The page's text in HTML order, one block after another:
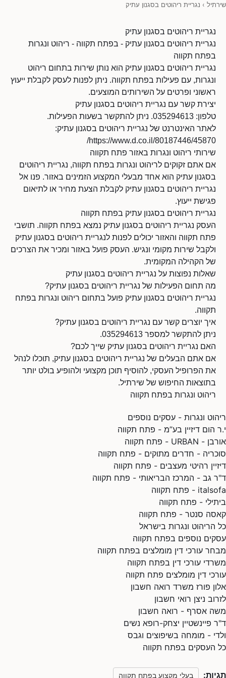
שירתיל › נגריית ריהוטים בסגנון עתיק
נגריית ריהוטים בסגנון עתיק
נגריית ריהוטים בסגנון עתיק - בפתח תקווה - ריהוט ונגרות
בפתח תקווה
נגריית ריהוטים בסגנון עתיק הוא נותן שירות בתחום ריהוט
ונגרות, עם פעילות בפתח תקווה. ניתן לפנות לעסק לקבלת ייעוץ
ראשוני ופרטים על השירותים המוצעים.
יצירת קשר עם נגריית ריהוטים בסגנון עתיק
טלפון: 035294613. ניתן להתקשר בשעות הפעילות.
לאתר האינטרנט של נגריית ריהוטים בסגנון עתיק:
https://www.d.co.il/80187446/45870/
שירותי ריהוט ונגרות באזור פתח תקווה
אם אתם זקוקים לריהוט ונגרות בפתח תקווה, נגריית ריהוטים
בסגנון עתיק הוא אחד מבעלי המקצוע הזמינים באזור. פנו אל
נגריית ריהוטים בסגנון עתיק לקבלת הצעת מחיר או לתיאום
פגישת ייעוץ.
נגריית ריהוטים בסגנון עתיק בפתח תקווה
העסק נגריית ריהוטים בסגנון עתיק נמצא בפתח תקווה. תושבי
פתח תקווה והאזור יכולים לפנות לנגריית ריהוטים בסגנון עתיק
ולקבל שירות מקומי ונגיש. העסק פועל באזור ומכיר את הצרכים
של הקהילה המקומית.
שאלות נפוצות על נגריית ריהוטים בסגנון עתיק
מה תחום הפעילות של נגריית ריהוטים בסגנון עתיק?
נגריית ריהוטים בסגנון עתיק פועל בתחום ריהוט ונגרות בפתח
תקווה.
איך יוצרים קשר עם נגריית ריהוטים בסגנון עתיק?
ניתן להתקשר למספר 035294613.
האם נגריית ריהוטים בסגנון עתיק שייך לכם?
אם אתם הבעלים של נגריית ריהוטים בסגנון עתיק, תוכלו לנהל
את הפרופיל העסקי, להוסיף תוכן מקצועי ולהופיע בולט יותר
בתוצאות החיפוש של שירתיל.
ריהוט ונגרות בפתח תקווה
ריהוט ונגרות - עסקים נוספים
י.ר הום דיזיין בע”מ - פתח תקווה
אורבן - URBAN - פתח תקווה
סוכריה - חדרים מתוקים - פתח תקווה
דיזיין רהיטי מעצבים - פתח תקווה
ד"ר גב - המרכז הבריאותי - פתח תקווה
italsofa - פתח תקווה
ביתילי - פתח תקווה
קאסה סנטר - פתח תקווה
כל הריהוט ונגרות בישראל
עסקים נוספים בפתח תקווה
מבחר עורכי דין מומלצים בפתח תקווה
משרדי עורכי דין בפתח תקווה
עורכי דין מומלצים פתח תקווה
אלון פורז משרד רואה חשבון
לזרוב ניצן רואי חשבון
משה אסרף - רואה חשבון
ד"ר פיינשטיין יצחק-רופא נשים
ולדי - מומחה בשיפוצים וגבס
כל העסקים בפתח תקווה
תגיות: בעלי מקצוע בפתח תקווה